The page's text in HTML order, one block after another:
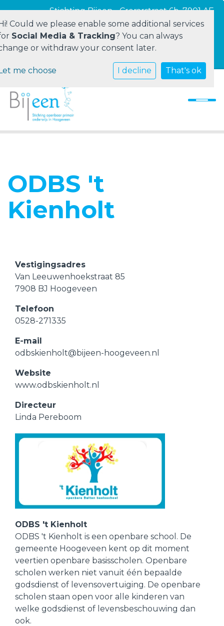
Stichting Bijeen - Crerarstraat 6b, 7901 AE
Hoogeveen
Home
Stichting Bijeen
Onze scholen
Contact
ODBS 't
Kienholt
Vestigingsadres
Van Leeuwenhoekstraat 85
7908 BJ Hoogeveen
Telefoon
0528-271335
E-mail
odbskienholt@bijeen-hoogeveen.nl
Website
www.odbskienholt.nl
Directeur
Linda Pereboom
ODBS 't Kienholt
ODBS 't Kienholt is een openbare school. De
gemeente Hoogeveen kent op dit moment
veertien openbare basisscholen. Openbare
scholen werken niet vanuit één bepaalde
godsdienst of levensovertuiging. De openbare
scholen staan open voor alle kinderen van
welke godsdienst of levensbeschouwing dan
ook.
Could we please enable some additional services
Social Media & Tracking? You can always
or withdraw your consent later.
me choose I decline That's ok